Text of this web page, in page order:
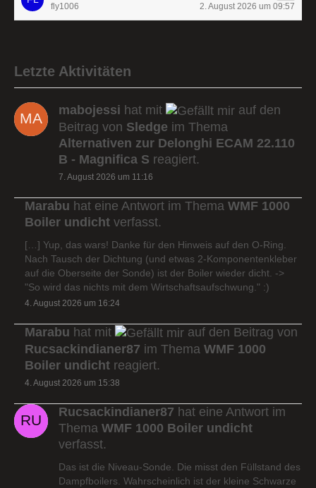
fly1006
2. August 2026 um 09:57
Letzte Aktivitäten
mabojessi hat mit
auf den
Beitrag von Sledge im Thema
Alternativen zur Delonghi ECAM 22.110
B - Magnifica S reagiert.
7. August 2026 um 11:16
Marabu hat eine Antwort im Thema WMF 1000
Boiler undicht verfasst.
[…] Yup, das wars! Danke für den Hinweis auf den O-Ring.
Nach Tausch der Dichtung (und etwas 2-Komponentenkleber
auf die Oberseite der Sonde) ist der Boiler wieder dicht. ->
"So wird das nichts mit dem Wirtschaftsaufschwung." :)
4. August 2026 um 16:24
Marabu hat mit
auf den Beitrag von
Rucsackindianer87 im Thema WMF 1000
Boiler undicht reagiert.
4. August 2026 um 15:38
Rucsackindianer87 hat eine Antwort im
Thema WMF 1000 Boiler undicht
verfasst.
Das ist die Niveau-Sonde. Die misst den Füllstand des
Dampfboilers. Wahrscheinlich ist der kleine Schwarze